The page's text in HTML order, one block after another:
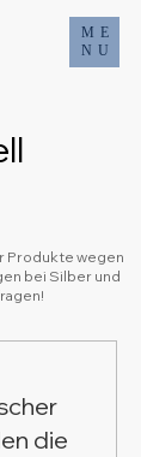
ME
NU
Produkte wegen
bei Silber und
die